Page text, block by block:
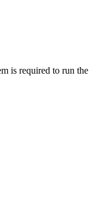
is required to run the